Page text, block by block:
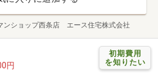
ンショップ西条店 エース住宅株式会社
初期費用
を知りたい
円